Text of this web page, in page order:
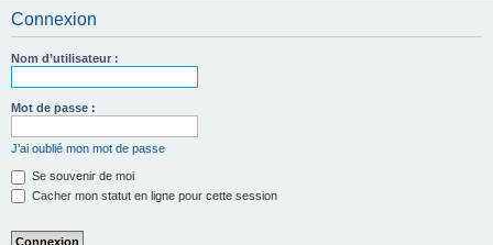
Connexion
Nom d’utilisateur :
Mot de passe :
J’ai oublié mon mot de passe
Se souvenir de moi
Cacher mon statut en ligne pour cette session